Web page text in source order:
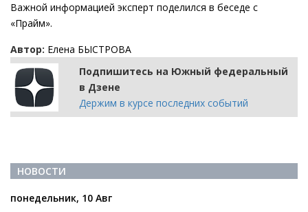
Важной информацией эксперт поделился в беседе с
«Прайм».
Автор: Елена БЫСТРОВА
Подпишитесь на Южный федеральный
в Дзене
Держим в курсе последних событий
НОВОСТИ
понедельник, 10 Авг